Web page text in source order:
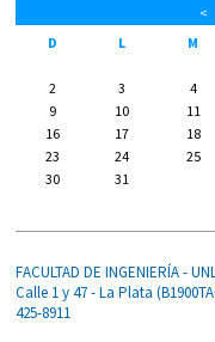
<
D
L M
2
3 4
9
10 11
16
17 18
23
24 25
30
31
FACULTAD DE INGENIERÍA -
Calle 1 y 47 - La Plata
425-8911